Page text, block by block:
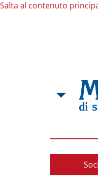
Salta al contenuto